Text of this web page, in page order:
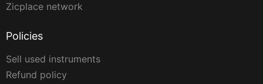
Zicplace network
Policies
Sell used instruments
Refund policy